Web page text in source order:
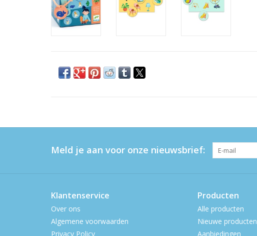
Meld je aan voor onze nieuwsbrief:
Klantenservice
Over ons
Algemene voorwaarden
Privacy Policy
Producten
Alle producten
Nieuwe producten
Aanbiedingen